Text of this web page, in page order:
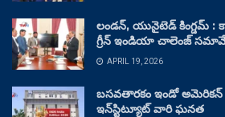
లండన్, యునైటెడ్ కింగ్డమ్ :
గ్రీన్ ఇండియా చాలెంజ్
APRIL 19, 2026
బసవతారకం ఇండో అమెరికన్
ఇన్‌స్టిట్యూట్ వారి ఘనత